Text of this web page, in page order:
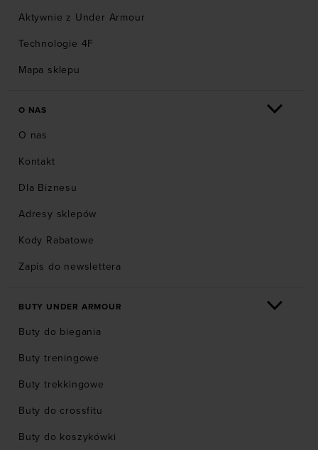
Aktywnie z Under Armour
Technologie 4F
Mapa sklepu
O NAS
O nas
Kontakt
Dla Biznesu
Adresy sklepów
Kody Rabatowe
Zapis do newslettera
BUTY UNDER ARMOUR
Buty do biegania
Buty treningowe
Buty trekkingowe
Buty do crossfitu
Buty do koszykówki